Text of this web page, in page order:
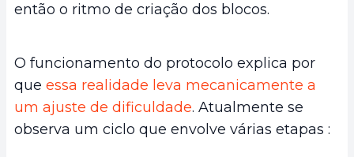
então o ritmo de criação dos blocos.
O funcionamento do protocolo explica por
que essa realidade leva mecanicamente a
um ajuste de dificuldade. Atualmente se
observa um ciclo que envolve várias etapas :